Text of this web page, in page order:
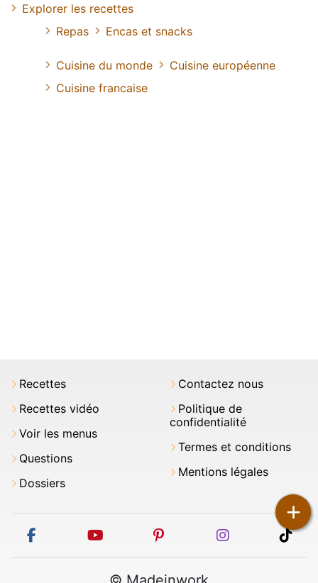
+
Explorer les recettes
Repas
Encas et snacks
Cuisine du monde
Cuisine européenne
Cuisine francaise
Recettes
Recettes vidéo
Voir les menus
Questions
Dossiers
Contactez nous
Politique de
confidentialité
Termes et conditions
Mentions légales
facebook youtube pinterest instagram